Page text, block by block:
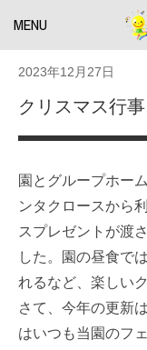
MENU
2023年12月27日
クリスマス行
園とグループホー
ンタクロースから
スプレゼントが渡
した。園の昼食で
れるなど、楽しい
さて、今年の更新
はいつも当園のフ